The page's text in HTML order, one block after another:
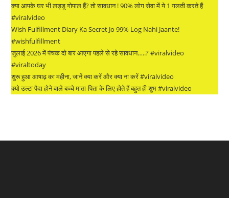
क्या आपके घर भी लड्डू गोपाल हैं? तो सावधान ! 90% लोग सेवा में ये 1 गलती करते हैं
#viralvideo
Wish Fulfillment Diary Ka Secret Jo 99% Log Nahi Jaante!
#wishfulfillment
जुलाई 2026 में पंचक दो बार आएगा पहले से रहे सावधान…..? #viralvideo
#viraltoday
शुरू हुआ आषाढ़ का महीना, जानें क्या करें और क्या ना करें #viralvideo
क्यो उल्टा पैदा होने वाले बच्चे माता-पिता के लिए होते हैं बहुत ही शुभ #viralvideo